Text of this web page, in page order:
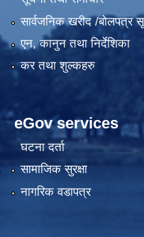
सार्वजनिक खरीद /बोलपत्र
एन, कानुन तथा निर्देशिका
कर तथा शुल्कहरु
eGov services
घटना दर्ता
सामाजिक सुरक्षा
नागरिक वडापत्र